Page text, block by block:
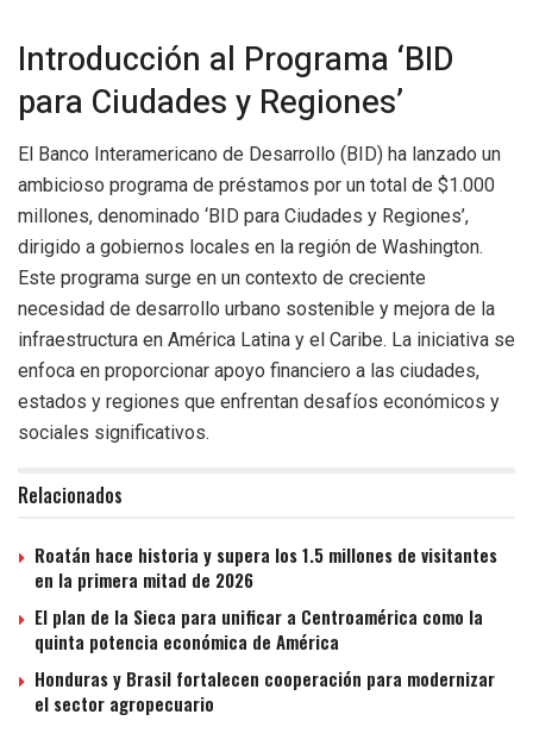
Introducción al Programa ‘BID
para Ciudades y Regiones’
El Banco Interamericano de Desarrollo (BID) ha lanzado un
ambicioso programa de préstamos por un total de $1.000
millones, denominado ‘BID para Ciudades y Regiones’,
dirigido a gobiernos locales en la región de Washington.
Este programa surge en un contexto de creciente
necesidad de desarrollo urbano sostenible y mejora de la
infraestructura en América Latina y el Caribe. La iniciativa se
enfoca en proporcionar apoyo financiero a las ciudades,
estados y regiones que enfrentan desafíos económicos y
sociales significativos.
Relacionados
Roatán hace historia y supera los 1.5 millones de visitantes
en la primera mitad de 2026
El plan de la Sieca para unificar a Centroamérica como la
quinta potencia económica de América
Honduras y Brasil fortalecen cooperación para modernizar
el sector agropecuario